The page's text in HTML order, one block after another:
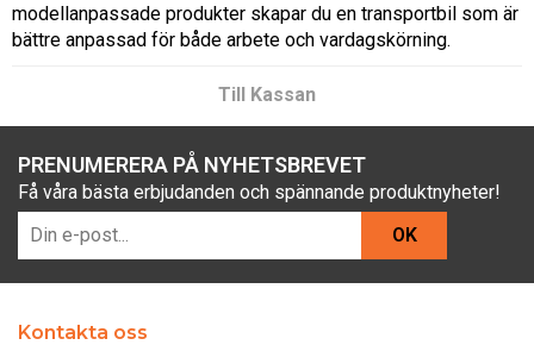
modellanpassade produkter skapar du en transportbil som är
bättre anpassad för både arbete och vardagskörning.
Till Kassan
PRENUMERERA PÅ NYHETSBREVET
Få våra bästa erbjudanden och spännande produktnyheter!
OK
Kontakta oss